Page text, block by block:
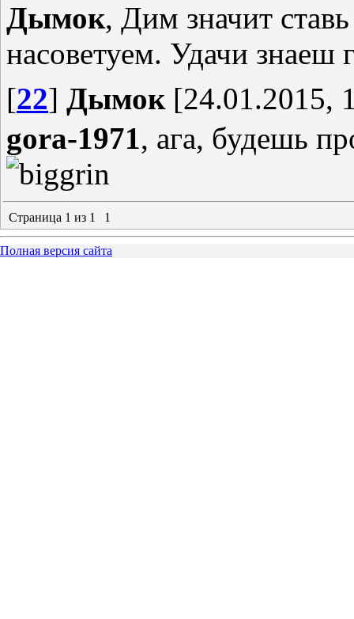
Дымок, Дим значит
насоветуем. Удачи знаеш
[22] Дымок[24.01.2015,
gora-1971, ага, будешь
Страница 1 из 1 1
Полная версия сайта